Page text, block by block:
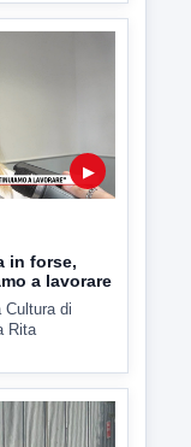
non
Oltre a
in forse,
a lavorare